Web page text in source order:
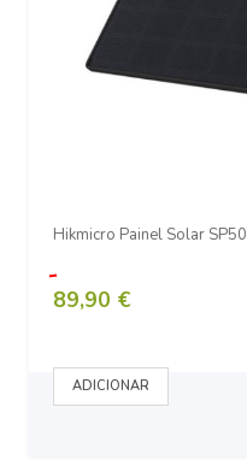
Hikmicro Painel Solar
89,90 €